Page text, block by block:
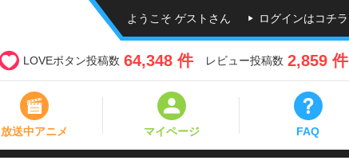
ようこそ ゲストさん ログインはコチラ
LOVEボタン投稿数 64,348 件 レビュー投稿数 2,859 件
放送中アニメ マイページ FAQ